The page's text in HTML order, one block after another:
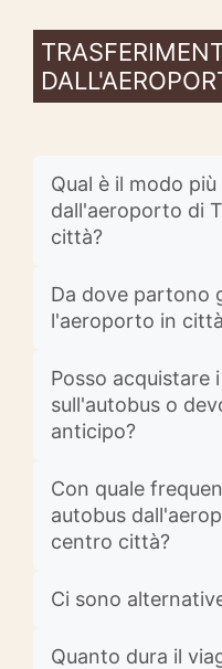
Qual è il modo
dall'aeroporto di
città?
Da dove partono
l'aeroporto in
Posso acquistare
sull'autobus o
anticipo?
Con quale
autobus
centro città?
Ci sono
Quanto dura il